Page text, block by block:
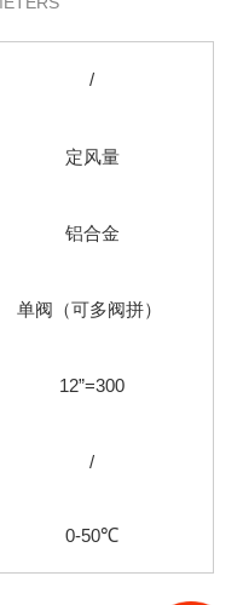
/
定风量
铝合金
单阀（可多阀拼）
12”=300
/
0-50℃